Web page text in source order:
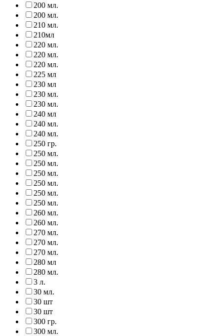
200 мл.
200 мл.
210 мл.
210мл
220 мл.
220 мл.
220 мл.
225 мл
230 мл
230 мл.
230 мл.
240 мл
240 мл.
240 мл.
250 гр.
250 мл.
250 мл.
250 мл.
250 мл.
250 мл.
250 мл.
260 мл.
260 мл.
270 мл.
270 мл.
270 мл.
280 мл
280 мл.
3 л.
30 мл.
30 шт
30 шт
300 гр.
300 мл.